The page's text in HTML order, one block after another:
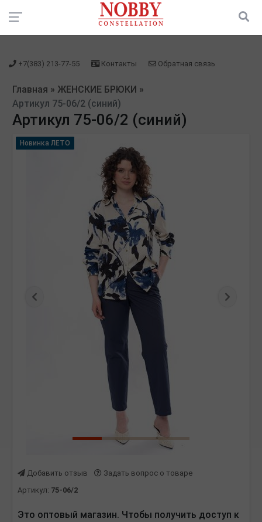
зарегистрироваться" />зарегистрироваться" />
+7(383) 213-77-55 Контакты Обратная связь
Главная » ЖЕНСКИЕ БРЮКИ »
Артикул 75-06/2 (синий)
Артикул 75-06/2 (синий)
Новинка ЛЕТО
Предыдущая
Добавить отзыв
Задать вопрос о товаре
Артикул: 75-06/2
Это оптовый магазин. Чтобы получить доступ к